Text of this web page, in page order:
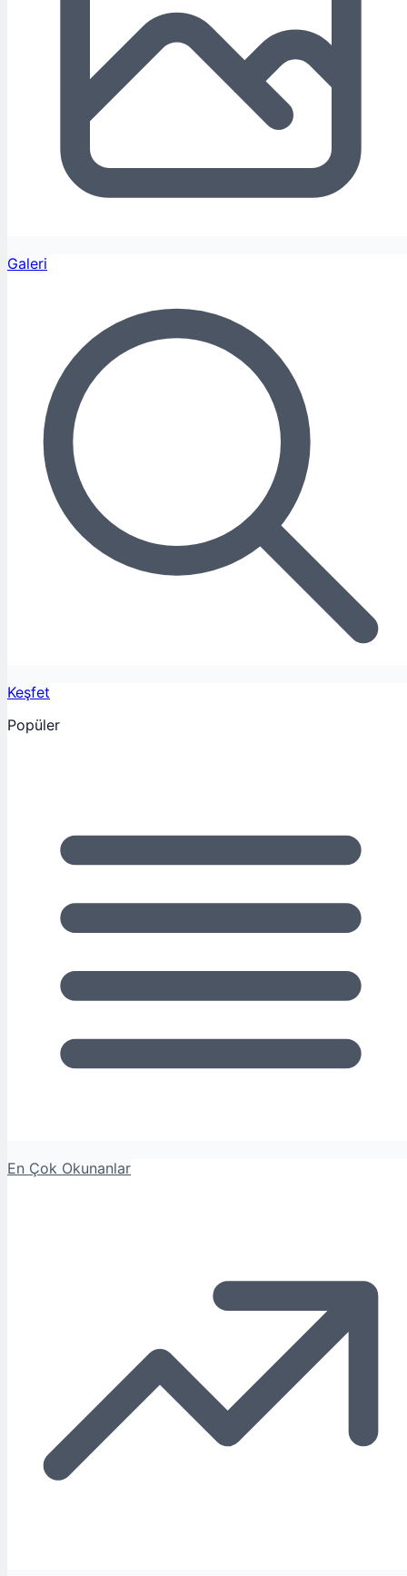
Galeri
Keşfet
Popüler
En Çok Okunanlar